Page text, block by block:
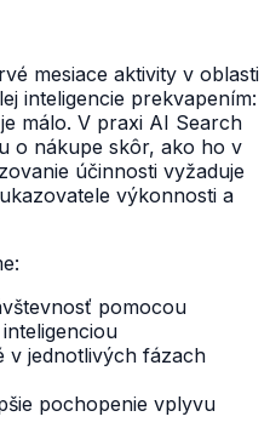
mesiace aktivity v oblasti
inteligencie prekvapením:
málo. V praxi AI Search
o nákupe skôr, ako ho v
účinnosti vyžaduje
výkonnosti a
pomocou
v jednotlivých fázach
pochopenie vplyvu